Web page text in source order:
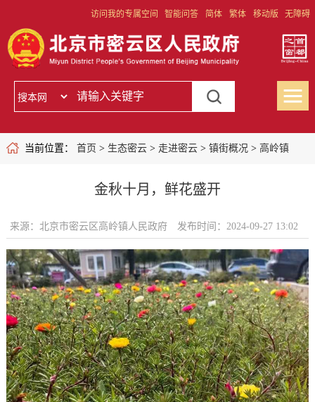
访问我的专属空间 智能问答 简体 繁体 移动版 无障碍
当前位置： 首页 > 生态密云> 走进密云> 镇街概况 > 高岭镇
金秋十月，鲜花盛开
来源：北京市密云区高岭镇人民政府 发布时间：2024-09-27 13:02